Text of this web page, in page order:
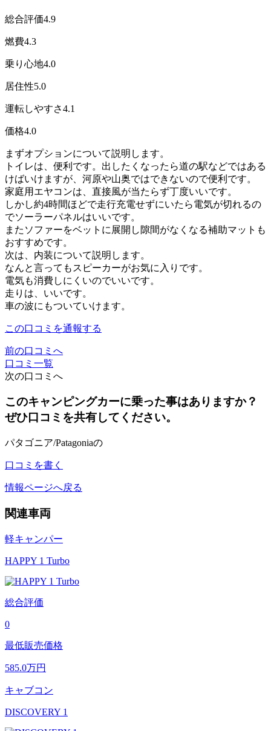
総合評価4.9
燃費4.3
乗り心地4.0
居住性5.0
運転しやすさ4.1
価格4.0
まずオプションについて説明します。
トイレは、便利です。出したくなったら道の駅などではある
けばいけますが、河原や山奥ではできないので便利です。
家庭用エヤコンは、直接風が当たらず丁度いいです。
しかし約4時間ほどで走行充電せずにいたら電気が切れるの
でソーラーパネルはいいです。
またソファーをベットに展開し隙間がなくなる補助マットも
おすすめです。
次は、内装について説明します。
なんと言ってもスピーカーがお気に入りです。
電気も消費しにくいのでいいです。
走りは、いいです。
車の波にもついていけます。
この口コミを通報する
前の口コミへ
口コミ一覧
次の口コミへ
このキャンピングカーに乗った事はありますか？
ぜひ口コミを共有してください。
パタゴニア/Patagoniaの
口コミを書く
情報ページへ戻る
関連車両
軽キャンパー
HAPPY 1 Turbo
総合評価
0
最低販売価格
585.0万円
キャブコン
DISCOVERY 1